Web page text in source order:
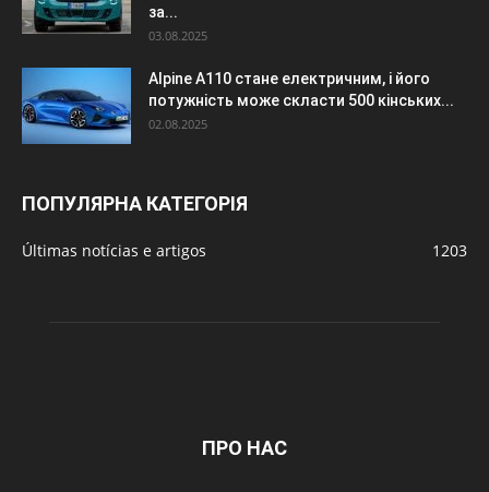
за...
03.08.2025
Alpine A110 стане електричним, і його
потужність може скласти 500 кінських...
02.08.2025
ПОПУЛЯРНА КАТЕГОРІЯ
Últimas notícias e artigos 1203
ПРО НАС